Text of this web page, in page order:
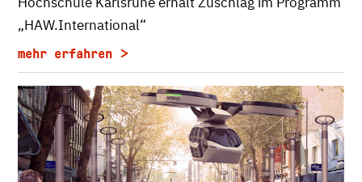
„HAW.International“
mehr erfahren